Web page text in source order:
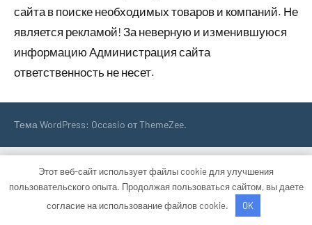
сайта в поиске необходимых товаров и компаний. Не
является рекламой! За неверную и изменившуюся
информацию Администрация сайта
ответственность не несет.
Тема WordPress: Occasio от ThemeZee.
Этот веб-сайт использует файлы cookie для улучшения
пользовательского опыта. Продолжая пользоваться сайтом, вы даете
согласие на использование файлов cookie.
OK